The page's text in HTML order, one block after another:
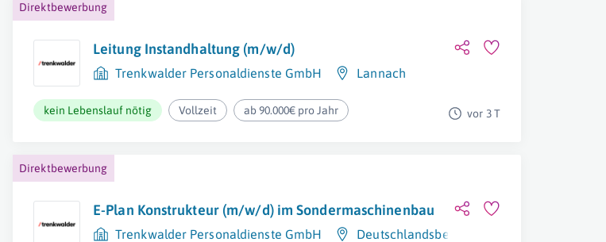
Direktbewerbung
Leitung Instandhaltung (m/w/d)
Trenkwalder Personaldienste GmbH Lannach
kein Lebenslauf nötig Vollzeit ab 90.000€ pro Jahr vor 3 T
Direktbewerbung
E-Plan Konstrukteur (m/w/d) im Sondermaschinenbau
Trenkwalder Personaldienste GmbH Deutschlandsberg